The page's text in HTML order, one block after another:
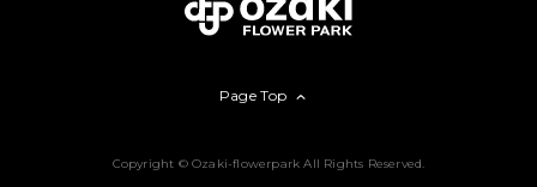
Copyright © Ozaki-flowerpark All Rights Reserved.
Page Top